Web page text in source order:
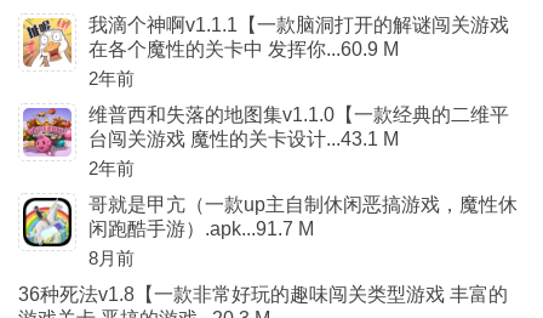
我滴个神啊v1.1.1【一款脑洞打开的解谜闯关游戏
在各个魔性的关卡中 发挥你...60.9 M
2年前
维普西和失落的地图集v1.1.0【一款经典的二维平
台闯关游戏 魔性的关卡设计...43.1 M
2年前
哥就是甲亢（一款up主自制休闲恶搞游戏，魔性休
闲跑酷手游）.apk...91.7 M
8月前
36种死法v1.8【一款非常好玩的趣味闯关类型游戏 丰富的